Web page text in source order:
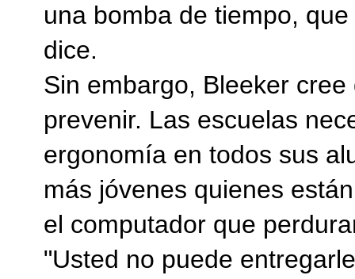
una bomba de tiempo,
dice.
Sin embargo, Bleeker
prevenir. Las escuelas
ergonomía en todos sus
más jóvenes quienes
el computador que
"Usted no puede